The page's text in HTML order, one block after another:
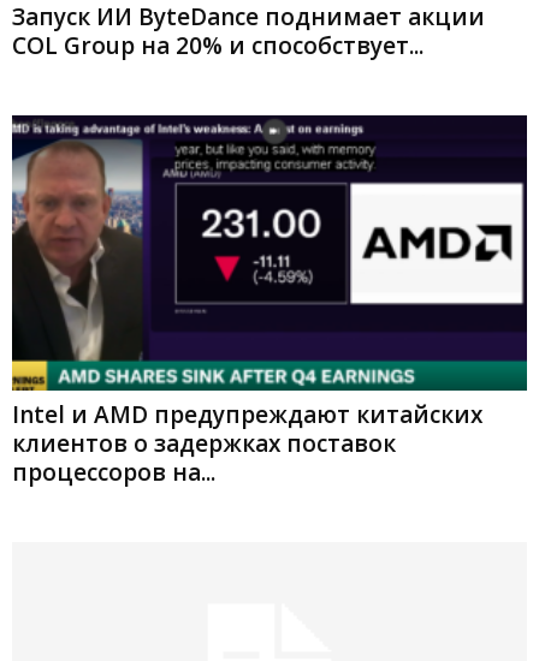
Запуск ИИ ByteDance поднимает акции
COL Group на 20% и способствует...
Intel и AMD предупреждают китайских
клиентов о задержках поставок
процессоров на...